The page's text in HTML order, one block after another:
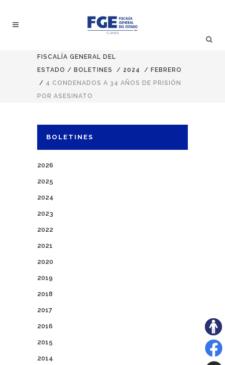
FISCALÍA GENERAL DEL
ESTADO / BOLETINES / 2024 / FEBRERO
/ 4 CONDENADOS A 34 AÑOS DE PRISIÓN
POR ASESINATO
BOLETINES
2026
2025
2024
2023
2022
2021
2020
2019
2018
2017
2016
2015
2014